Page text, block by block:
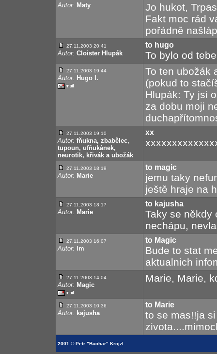
Autor: Maty
Jo hukot,
Fakt moc rád
pořádně
27.11.2003 20:41
Autor: Cloister Hlupák
to hugo
To bylo od
27.11.2003 19:44
Autor: Hugo I.
To ten ubožák
(pokud to
Hlupák: Ty jsi
za dobu moji
27.11.2003 19:10
Autor: fňukna, zbabělec,
tupoun, ufňukánek,
neurotik, křivák a ubožák
xx
27.11.2003 18:19
Autor: Marie
to magic
jemu taky
ještě hraje na
27.11.2003 18:17
Autor: Marie
to kajusha
Taky se někdy
nechápu,
27.11.2003 16:07
Autor: lm
to Magic
Bude to stat
aktualnich
27.11.2003 14:04
Autor: Magic
Marie, Marie,
27.11.2003 10:36
Autor: kajusha
to Marie
to se mas!!ja
2001 © Petr "Buchar" Krojzl